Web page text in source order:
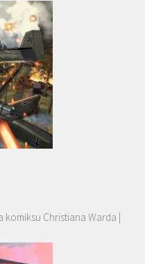
Christiana Warda |